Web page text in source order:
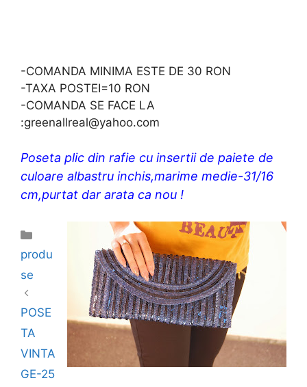
-COMANDA MINIMA ESTE DE 30 RON
-TAXA POSTEI=10 RON
-COMANDA SE FACE LA
:greenallreal@yahoo.com
Poseta plic din rafie cu insertii de paiete de
culoare albastru inchis,marime medie-31/16
cm,purtat dar arata ca nou !
produ
se
POSE
TA
VINTA
GE-25